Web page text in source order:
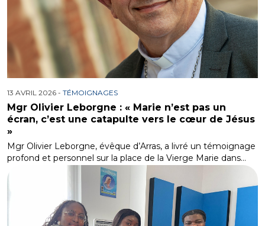
13 AVRIL 2026 - TÉMOIGNAGES
Mgr Olivier Leborgne : « Marie n’est pas un
écran, c’est une catapulte vers le cœur de Jésus
»
Mgr Olivier Leborgne, évêque d’Arras, a livré un témoignage
profond et personnel sur la place de la Vierge Marie dans…